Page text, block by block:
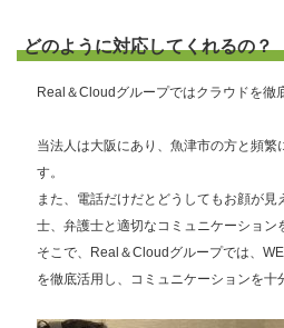
どのように対応してくれるの？
Real＆Cloudグループではクラウドを徹
当法人は大阪にあり、魚津市の方と頻繁
す。
また、電話だけだとどうしてもお顔が見
士、弁護士と適切なコミュニケーション
そこで、Real＆Cloudグループでは、
を徹底活用し、コミュニケーションを十